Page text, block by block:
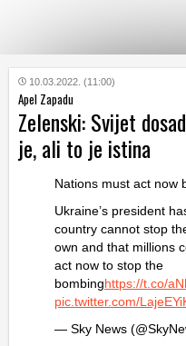
KATEGORIJE
HRVATSKI
WEB
10.03.2022. (11:00)
Apel Zapadu
Zelenski: Svijet
je, ali to je istina
Nations must act now
Ukraine’s president
country cannot stop
own and that millions
act now to stop the
bombinghttps://t.co/
pic.twitter.com/
— Sky News